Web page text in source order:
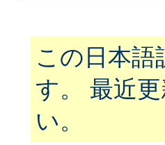
この日本
す。 最近
い。